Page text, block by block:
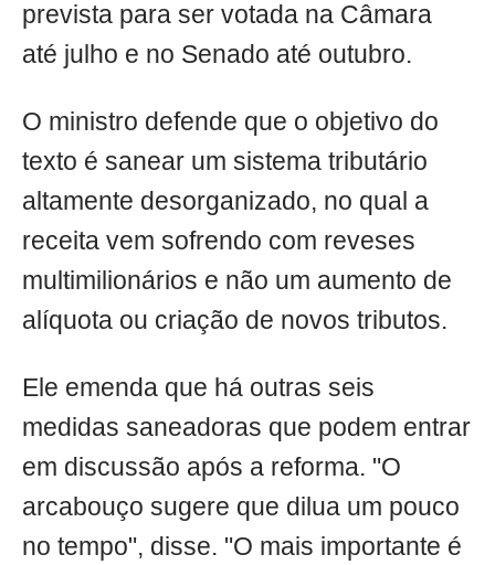
prevista para ser votada na Câmara
até julho e no Senado até outubro.
O ministro defende que o objetivo do
texto é sanear um sistema tributário
altamente desorganizado, no qual a
receita vem sofrendo com reveses
multimilionários e não um aumento de
alíquota ou criação de novos tributos.
Ele emenda que há outras seis
medidas saneadoras que podem entrar
em discussão após a reforma. "O
arcabouço sugere que dilua um pouco
no tempo", disse. "O mais importante é